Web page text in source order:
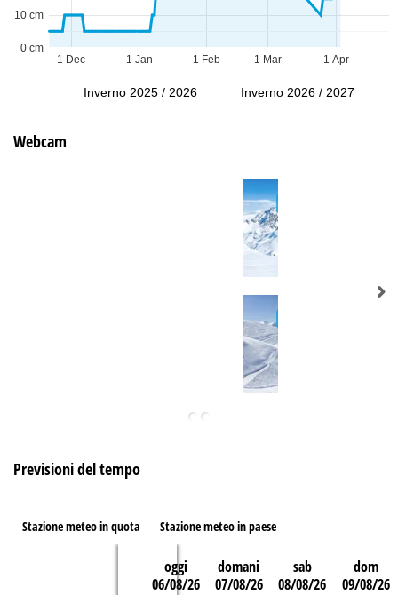
1 Dec 1 Jan 1 Feb 1 Mar 1 Apr
0 cm
10 cm
Inverno 2025 / 2026 Inverno 2026 / 2027
Webcam
Previsioni del tempo
Stazione meteo in quota Stazione meteo in paese
oggi
06/08/26
domani
07/08/26
sab
08/08/26
dom
09/08/26